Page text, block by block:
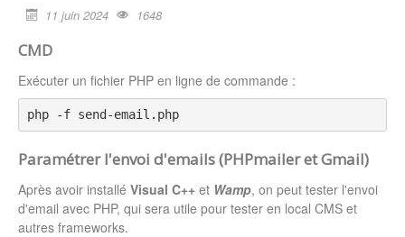
11 juin 2024 1648
CMD
Exécuter un fichier PHP en ligne de commande :
php -f send-email.php
Paramétrer l'envoi d'emails (PHPmailer et Gmail)
Après avoir installé Visual C++ et Wamp, on peut tester l'envoi
d'email avec PHP, qui sera utile pour tester en local CMS et
autres frameworks.